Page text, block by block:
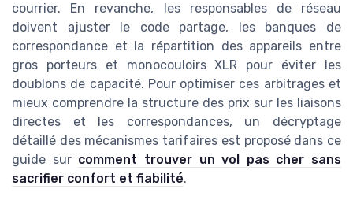
courrier. En revanche, les responsables de réseau
doivent ajuster le code partage, les banques de
correspondance et la répartition des appareils entre
gros porteurs et monocouloirs XLR pour éviter les
doublons de capacité. Pour optimiser ces arbitrages et
mieux comprendre la structure des prix sur les liaisons
directes et les correspondances, un décryptage
détaillé des mécanismes tarifaires est proposé dans ce
guide sur comment trouver un vol pas cher sans
sacrifier confort et fiabilité.